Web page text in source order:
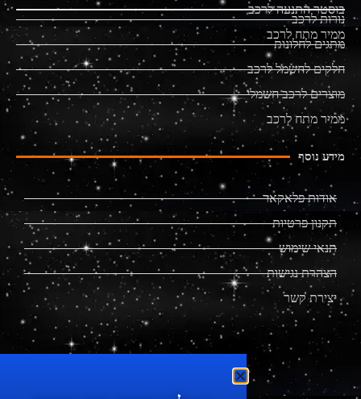
בוסטר התנעה לרכב
ממיר מתח לרכב
נורות לרכב
מתגים לחלונות
חלקים לחשמל לרכב
מוצרים לרכב חשמלי
ממיר מתח לרכב
מידע נוסף
אודות פלאקאר
תקנון פרטיות
תנאי שימוש
הצהרת נגישות
יצירת קשר